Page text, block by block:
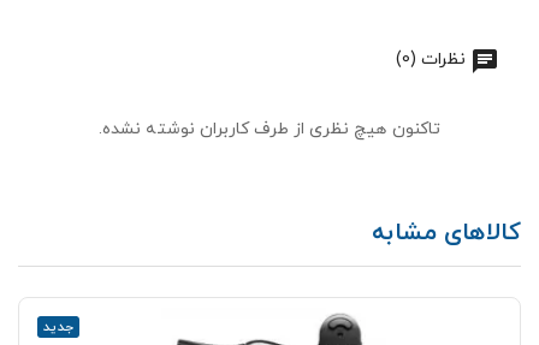
نظرات (0)
تاکنون هیچ نظری از طرف کاربران نوشته نشده.
کالاهای مشابه
جدید